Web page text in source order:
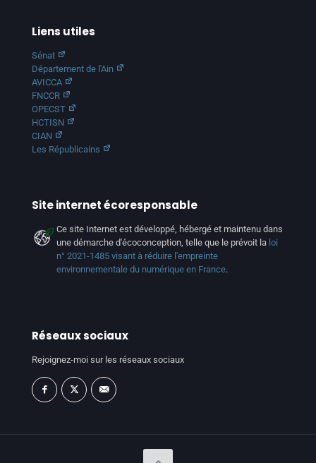
Liens utiles
Sénat
Département de l'Ain
AVICCA
FNCCR
OPECST
HCTISN
CIAN
Les Républicains
Site internet écoresponsable
Ce site Internet est développé, hébergé et maintenu dans
une démarche d'écoconception, telle que le prévoit la loi
n° 2021-1485 visant à réduire l'empreinte
environnementale du numérique en France.
Réseaux sociaux
Rejoignez-moi sur les réseaux sociaux